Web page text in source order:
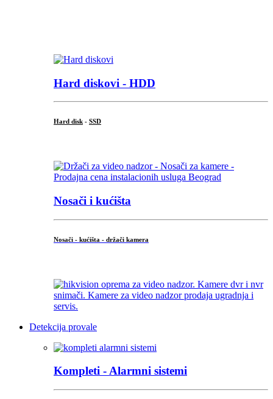
Hard diskovi - HDD
Hard disk - SSD
Nosači i kućišta
Nosači - kućišta - držači kamera
Detekcija provale
Kompleti - Alarmni sistemi